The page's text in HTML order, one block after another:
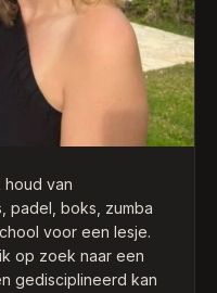
houd van
padel, boks, zumba
voor een lesje.
op zoek naar een
gedisciplineerd kan